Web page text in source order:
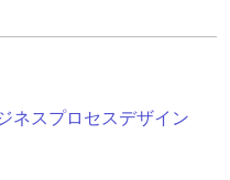
ネスプロセスデザイン